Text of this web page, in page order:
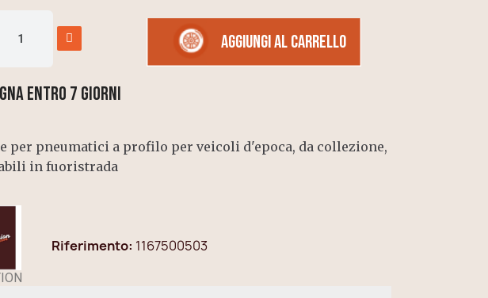
Aggiungi al carrello
entro 7 giorni
per pneumatici a profilo per veicoli d'epoca, da collezione,
in fuoristrada
Riferimento 1167500503